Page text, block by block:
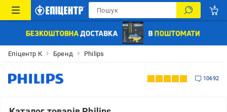
Епіцентр К Бренд Philips
10692